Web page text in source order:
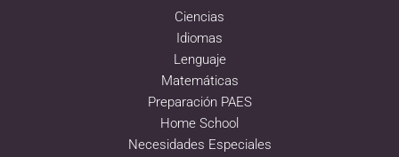
Ciencias
Idiomas
Lenguaje
Matemáticas
Preparación PAES
Home School
Necesidades Especiales